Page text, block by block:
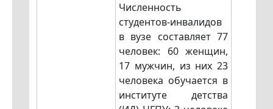
Численность
студентов-инвалидов
в вузе составляет 77
человек: 60 женщин,
17 мужчин, из них 23
человека обучается в
институте детства